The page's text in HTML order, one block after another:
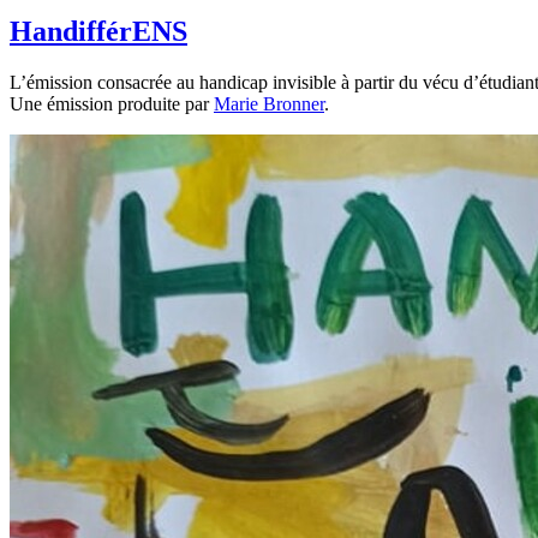
HandifférENS
L’émission consacrée au handicap invisible à partir du vécu
Une émission produite parMarie Bronner.